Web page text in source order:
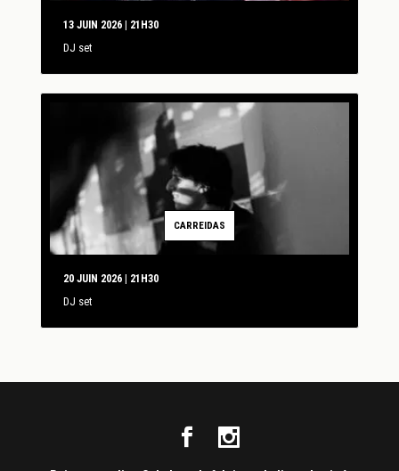
13 JUIN 2026 | 21H30
DJ set
CARREIDAS
20 JUIN 2026 | 21H30
DJ set